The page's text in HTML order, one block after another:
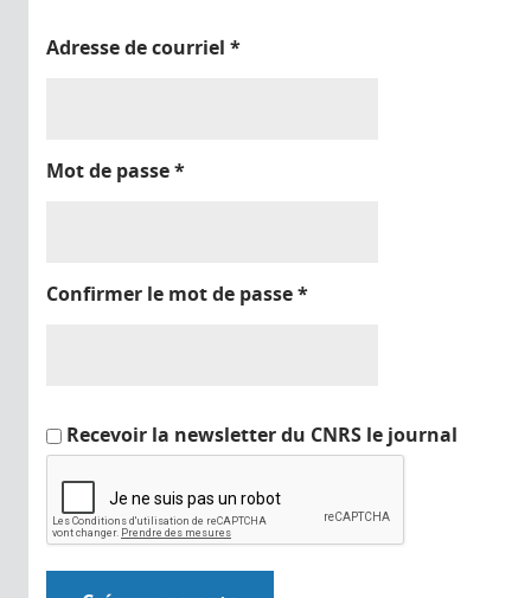
Adresse de courriel *
Mot de passe*
Confirmer le mot de passe*
Recevoir la newsletter du CNRS le journal